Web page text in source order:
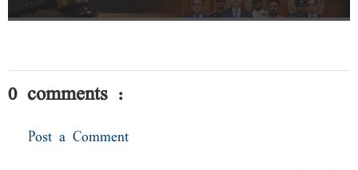
0 comments :
Post a Comment